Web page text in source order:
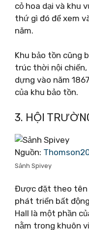
cỏ hoa dại và khu
thứ gì đó để xem
năm.
Khu bảo tồn cũng
​​trúc thời nội chiến,
dựng vào năm
của khu bảo tồn.
3. HỘI
Nguồn:
Sảnh Spivey
Được đặt theo tên
phát triển bất
Hall là một phần
nằm trong khuôn